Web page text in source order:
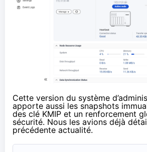
Cette version du système
apporte aussi les snapshots
des clé KMIP et un renforcement
sécurité. Nous les avions déjà
précédente actualité.